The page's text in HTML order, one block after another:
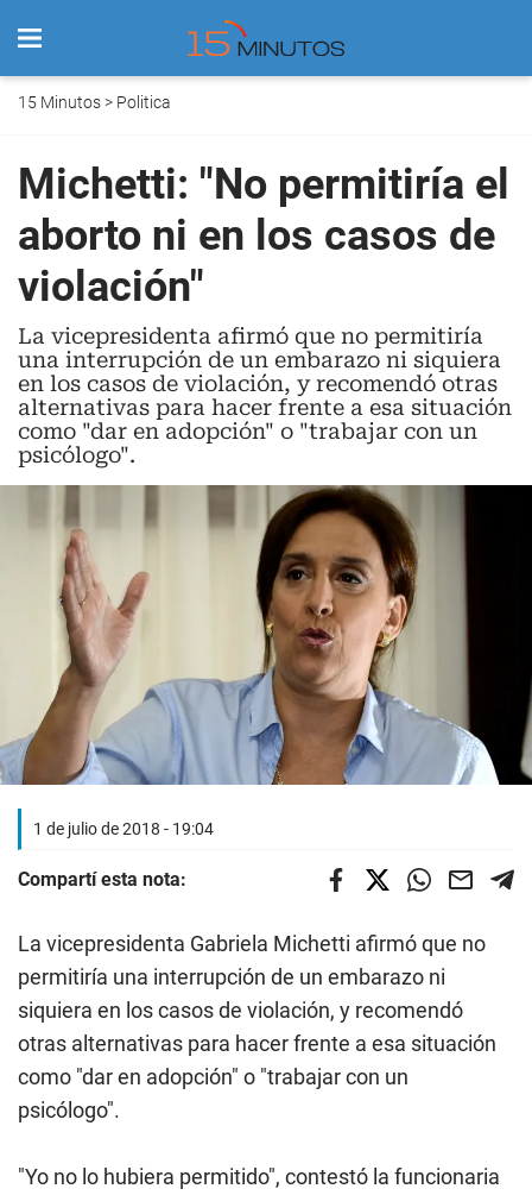
15 Minutos> Politica
Michetti: "No permitiría el
aborto ni en los casos de
violación"
La vicepresidenta afirmó que no permitiría
una interrupción de un embarazo ni siquiera
en los casos de violación, y recomendó otras
alternativas para hacer frente a esa situación
como "dar en adopción" o "trabajar con un
psicólogo".
1 de julio de 2018 - 19:04
Compartí esta nota:
La vicepresidenta Gabriela Michetti afirmó que no
permitiría una interrupción de un embarazo ni
siquiera en los casos de violación, y recomendó
otras alternativas para hacer frente a esa situación
como "dar en adopción" o "trabajar con un
psicólogo".
"Yo no lo hubiera permitido", contestó la funcionaria